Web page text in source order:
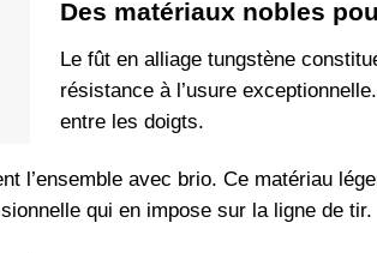
Des matériaux nobles
Le fût en alliage tungstène
résistance à l’usure
entre les doigts.
l’ensemble avec brio. Ce matériau
qui en impose sur la ligne de tir.